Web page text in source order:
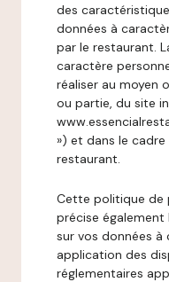
des
données à
par le restaurant.
caractère
réaliser au moyen
ou partie, du site
») et dans le
restaurant.
Cette politique de
précise
sur vos données à
application des
réglementaires